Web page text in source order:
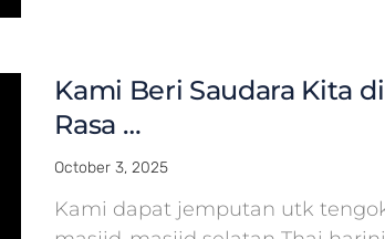
Kami Beri Saudara Kita
Rasa …
October 3, 2025
Kami dapat jemputan utk